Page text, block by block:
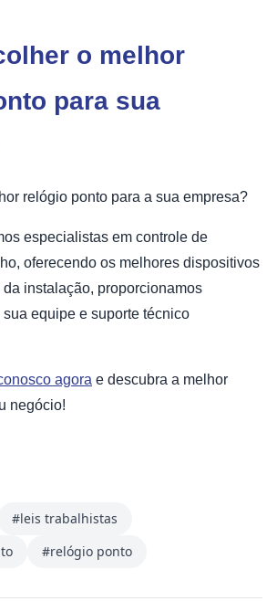
o melhor
para sua
relógio ponto para a sua empresa?
especialistas em controle de
oferecendo os melhores dispositivos
instalação, proporcionamos
equipe e suporte técnico
agora e descubra a melhor
negócio!
#leis trabalhistas
#relógio ponto